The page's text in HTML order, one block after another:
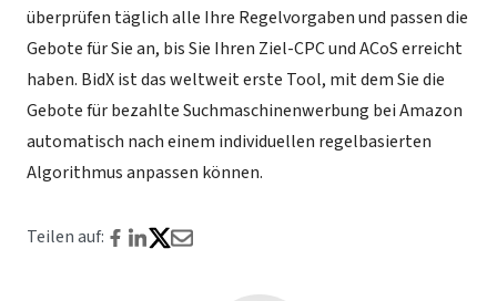
überprüfen täglich alle Ihre Regelvorgaben und passen die
Gebote für Sie an, bis Sie Ihren Ziel-CPC und ACoS erreicht
haben. BidX ist das weltweit erste Tool, mit dem Sie die
Gebote für bezahlte Suchmaschinenwerbung bei Amazon
automatisch nach einem individuellen regelbasierten
Algorithmus anpassen können.
Teilen auf: